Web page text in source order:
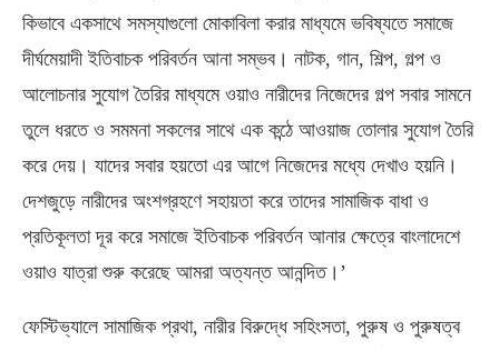
কিভাবে একসাথে সমস্যাগুলো মোকাবিলা করার মাধ্যমে ভবিষ্যতে সমাজে
দীর্ঘমেয়াদী ইতিবাচক পরিবর্তন আনা সম্ভব। নাটক, গান, শিল্প, গল্প ও
আলোচনার সুযোগ তৈরির মাধ্যমে ওয়াও নারীদের নিজেদের গল্প সবার সামনে
তুলে ধরতে ও সমমনা সকলের সাথে এক কন্ঠে আওয়াজ তোলার সুযোগ তৈরি
করে দেয়। যাদের সবার হয়তো এর আগে নিজেদের মধ্যে দেখাও হয়নি।
দেশজুড়ে নারীদের অংশগ্রহণে সহায়তা করে তাদের সামাজিক বাধা ও
প্রতিকূলতা দূর করে সমাজে ইতিবাচক পরিবর্তন আনার ক্ষেত্রে বাংলাদেশে
ওয়াও যাত্রা শুরু করেছে আমরা অত্যন্ত আনন্দিত।’
ফেস্টিভ্যালে সামাজিক প্রথা, নারীর বিরুদ্ধে সহিংসতা, পুরুষ ও পুরুষত্ব